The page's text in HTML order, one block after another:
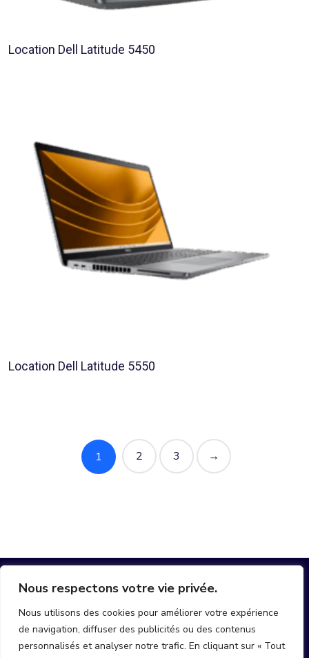
Nous respectons votre vie privée.
Nous utilisons des cookies pour améliorer votre expérience
de navigation, diffuser des publicités ou des contenus
personnalisés et analyser notre trafic. En cliquant sur « Tout
Location Dell Latitude 5450
Location Dell Latitude 5550
1 2 3 →